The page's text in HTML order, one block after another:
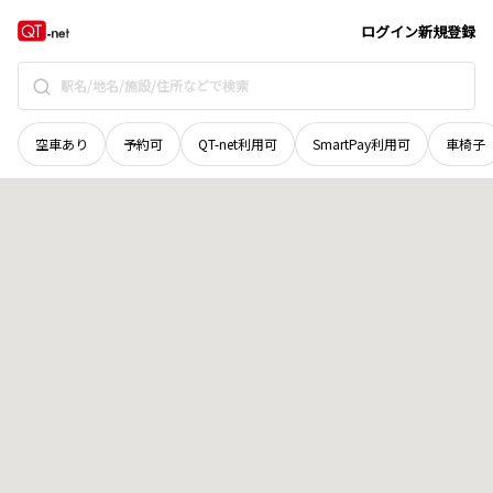
ログイン新規登録
空車あり 予約可 QT-net利用可 SmartPay利用可 車椅子
石川県